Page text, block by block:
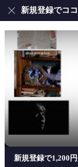
新規登録でコ
新規登録で1,200